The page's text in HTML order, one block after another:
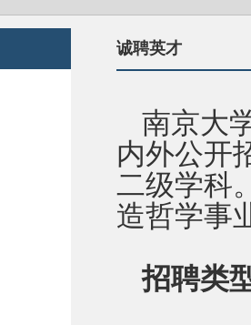
诚聘英才
南京大
内外公开
二级学科
造哲学事
招聘类